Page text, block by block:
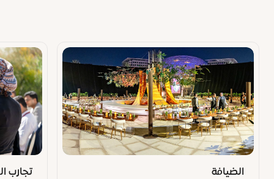
الضيافة
تجارب